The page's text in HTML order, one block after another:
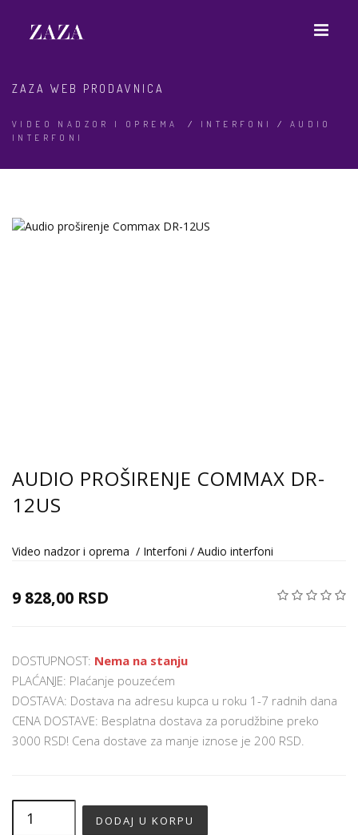
ZAZA WEB PRODAVNICA
VIDEO NADZOR I OPREMA / INTERFONI / AUDIO
INTERFONI
AUDIO PROŠIRENJE COMMAX DR-
12US
Video nadzor i oprema / Interfoni / Audio interfoni
9 828,00 RSD
DOSTUPNOST: Nema na stanju
PLAĆANJE: Plaćanje pouzećem
DOSTAVA: Dostava na adresu kupca u roku 1-7 radnih dana
CENA DOSTAVE: Besplatna dostava za porudžbine preko
3000 RSD! Cena dostave za manje iznose je 200 RSD.